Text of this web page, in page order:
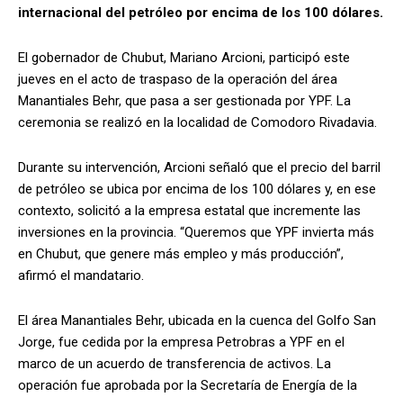
internacional del petróleo por encima de los 100 dólares.
El gobernador de Chubut, Mariano Arcioni, participó este
jueves en el acto de traspaso de la operación del área
Manantiales Behr, que pasa a ser gestionada por YPF. La
ceremonia se realizó en la localidad de Comodoro Rivadavia.
Durante su intervención, Arcioni señaló que el precio del barril
de petróleo se ubica por encima de los 100 dólares y, en ese
contexto, solicitó a la empresa estatal que incremente las
inversiones en la provincia. “Queremos que YPF invierta más
en Chubut, que genere más empleo y más producción”,
afirmó el mandatario.
El área Manantiales Behr, ubicada en la cuenca del Golfo San
Jorge, fue cedida por la empresa Petrobras a YPF en el
marco de un acuerdo de transferencia de activos. La
operación fue aprobada por la Secretaría de Energía de la